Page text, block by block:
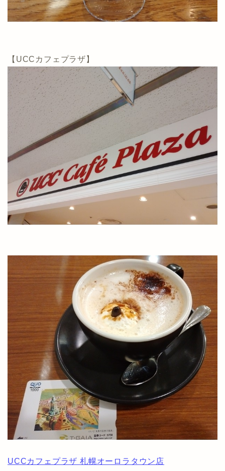
【UCCカフェプラザ】
UCCカフェプラザ 札幌オーロラタウン店